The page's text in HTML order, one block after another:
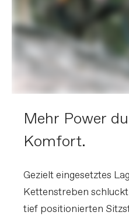
Mehr Power
Komfort.
Gezielt eingesetztes
Kettenstreben
tief positionierten